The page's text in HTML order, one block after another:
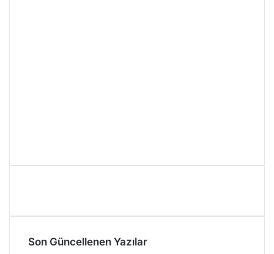
Son Güncellenen Yazılar